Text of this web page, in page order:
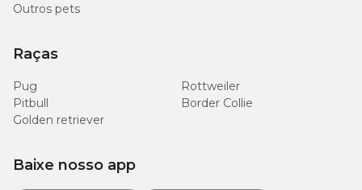
Outros pets
Raças
Pug
Rottweiler
Pitbull
Border Collie
Golden retriever
Baixe nosso app